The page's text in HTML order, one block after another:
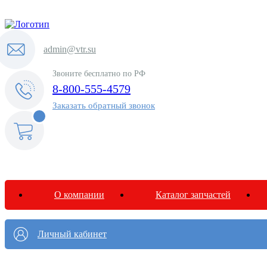
admin@vtr.su
Звоните бесплатно по РФ
8-800-555-4579
Заказать обратный звонок
order.count
|| 0 @>
О компании Каталог запчастей
Личный кабинет